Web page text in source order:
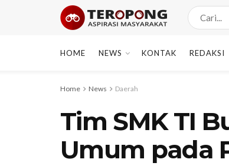
HOME NEWS KONTAK REDAKSI
Home News Daerah
Tim SMK TI
Umum pada